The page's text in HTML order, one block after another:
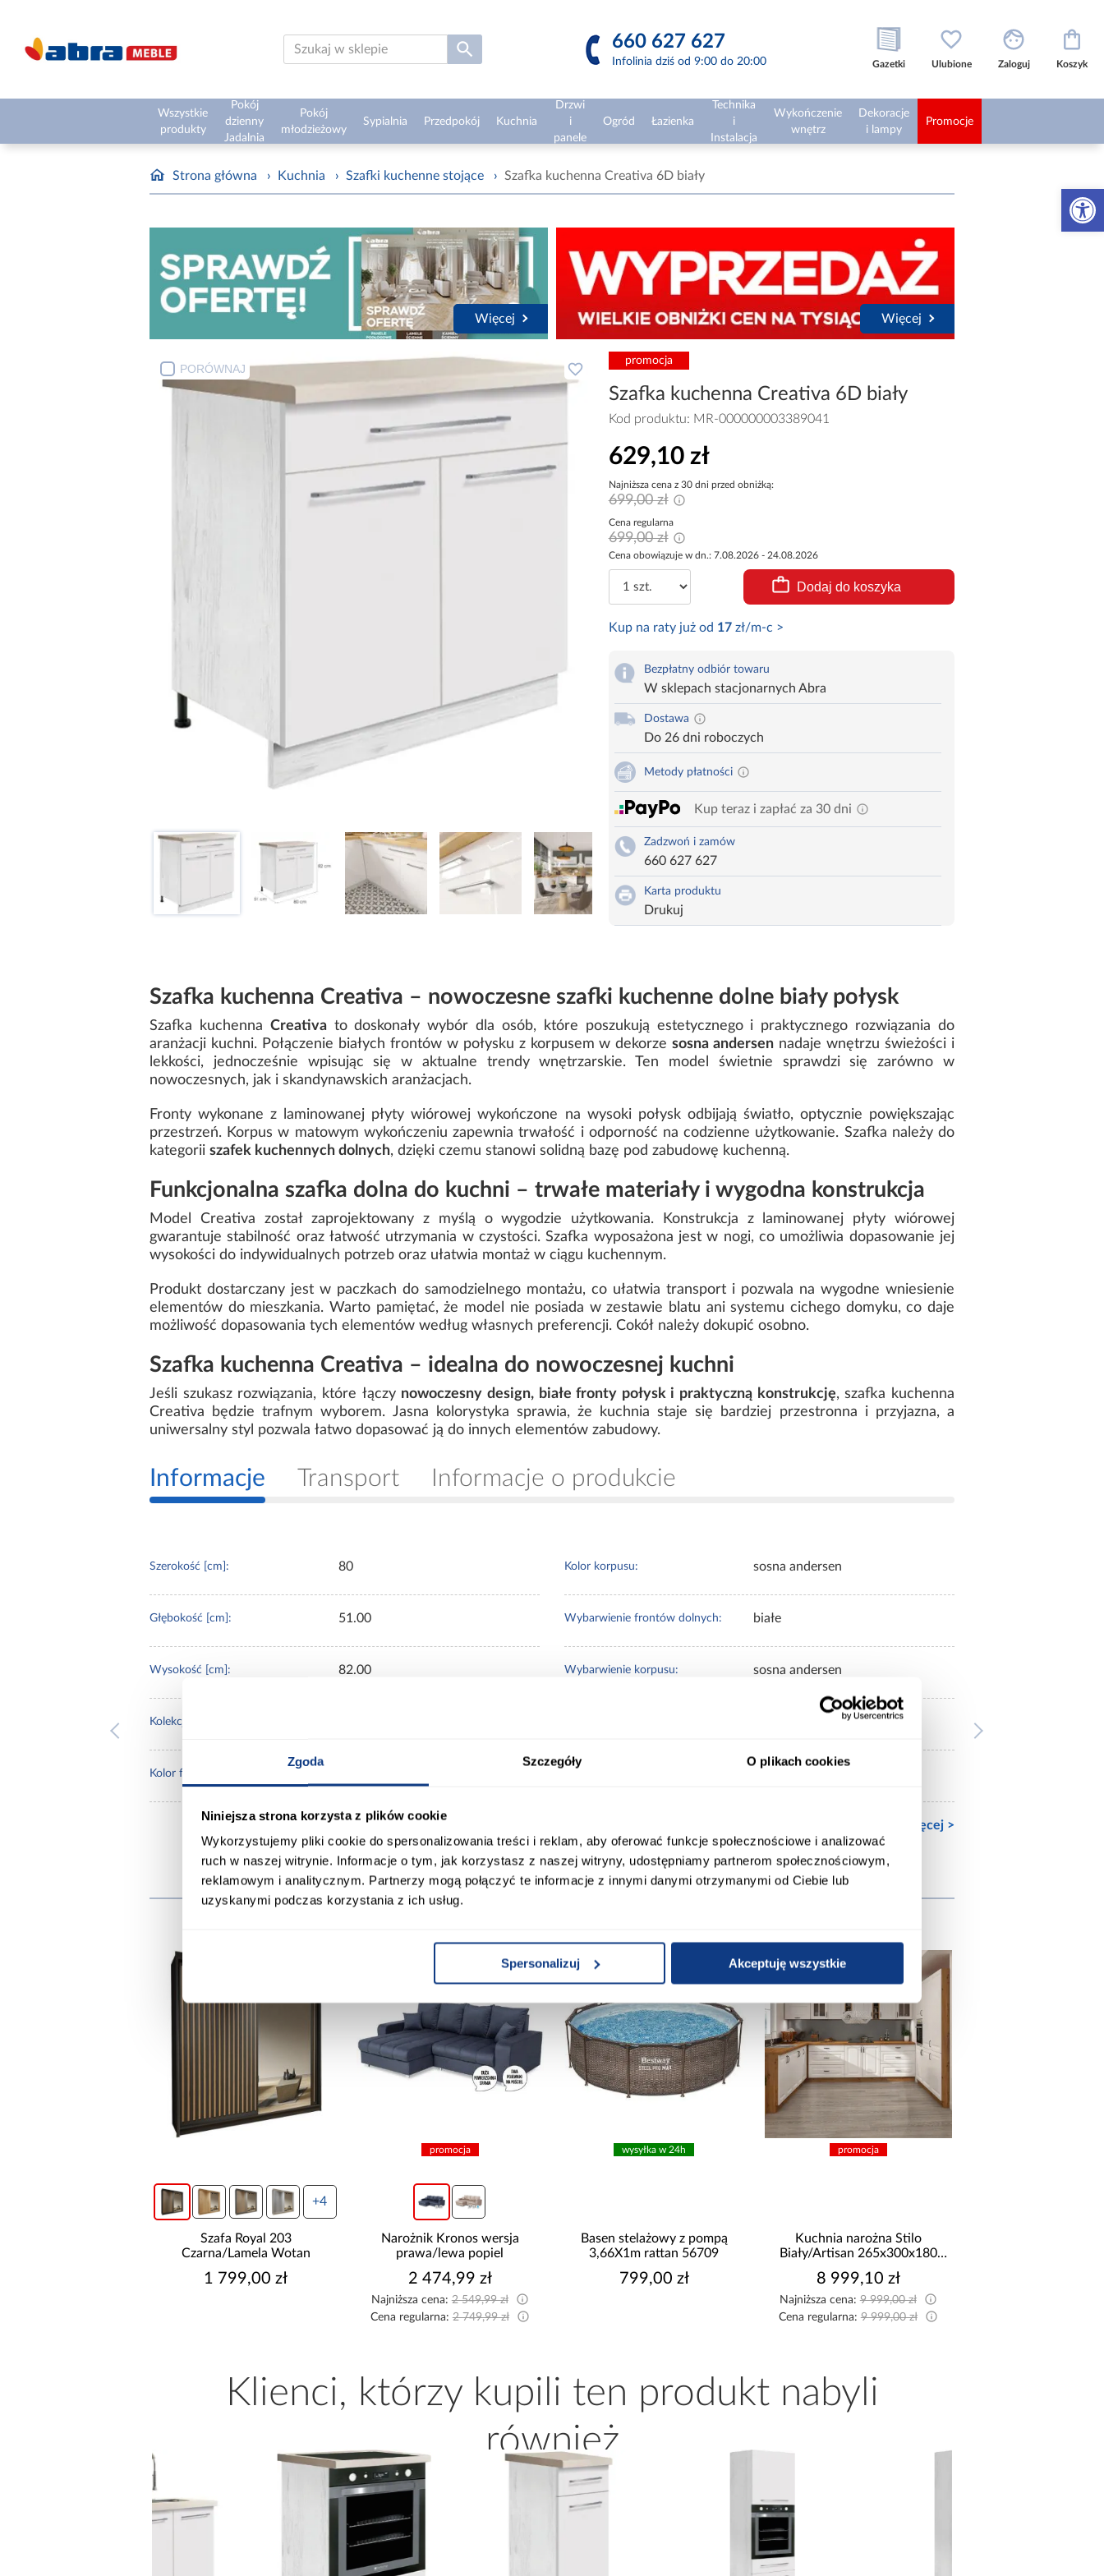
Zgoda Szczegóły O plikach cookies
Niniejsza strona korzysta z plików cookie
Wykorzystujemy pliki cookie do spersonalizowania treści i reklam, aby oferować funkcje społecznościowe i analizować
ruch w naszej witrynie. Informacje o tym, jak korzystasz z naszej witryny, udostępniamy partnerom społecznościowym,
reklamowym i analitycznym. Partnerzy mogą połączyć te informacje z innymi danymi otrzymanymi od Ciebie lub
uzyskanymi podczas korzystania z ich usług.
Spersonalizuj Akceptuję wszystkie
Otwórz
660 627 627
Infolinia dziś od 9:00 do 20:00 Gazetki Ulubione Zaloguj Koszyk
Wszystkie
produkty
Pokój
dzienny
Jadalnia
Pokój
młodzieżowy
Sypialnia Przedpokój Kuchnia
Drzwi
i
panele
Ogród Łazienka
Technika
i
Instalacja
Wykończenie
wnętrz
Dekoracje
i lampy
Promocje
Strona główna › Kuchnia › Szafki kuchenne stojące › Szafka kuchenna Creativa 6D biały
Więcej Więcej
PORÓWNAJ
promocja
Szafka kuchenna Creativa 6D biały
Kod produktu: MR-000000003389041
629,10 zł
Najniższa cena z 30 dni przed obniżką:
699,00 zł
Cena regularna
699,00 zł
Cena obowiązuje w dn.: 7.08.2026 - 24.08.2026
Dodaj do koszyka
Kup na raty już od 17zł/m-c >
Bezpłatny odbiór towaru
W sklepach stacjonarnych Abra
Dostawa
Do 26 dni roboczych
Metody płatności
Kup teraz i zapłać za 30 dni
Zadzwoń i zamów
660 627 627
Karta produktu
Drukuj
Szafka kuchenna Creativa – nowoczesne szafki kuchenne dolne biały połysk
Szafka kuchenna Creativato doskonały wybór dla osób, które poszukują estetycznego i praktycznego rozwiązania do
aranżacji kuchni. Połączenie białych frontów w połysku z korpusem w dekorzesosna andersen nadaje wnętrzu świeżości i
lekkości, jednocześnie wpisując się w aktualne trendy wnętrzarskie. Ten model świetnie sprawdzi się zarówno w
nowoczesnych, jak i skandynawskich aranżacjach.
Fronty wykonane z laminowanej płyty wiórowej wykończone na wysoki połysk odbijają światło, optycznie powiększając
przestrzeń. Korpus w matowym wykończeniu zapewnia trwałość i odporność na codzienne użytkowanie. Szafka należy do
kategorii szafek kuchennych dolnych, dzięki czemu stanowi solidną bazę pod zabudowę kuchenną.
Funkcjonalna szafka dolna do kuchni – trwałe materiały i wygodna konstrukcja
Model Creativa został zaprojektowany z myślą o wygodzie użytkowania. Konstrukcja z laminowanej płyty wiórowej
gwarantuje stabilność oraz łatwość utrzymania w czystości. Szafka wyposażona jest w nogi, co umożliwia dopasowanie jej
wysokości do indywidualnych potrzeb oraz ułatwia montaż w ciągu kuchennym.
Produkt dostarczany jest w paczkach do samodzielnego montażu, co ułatwia transport i pozwala na wygodne wniesienie
elementów do mieszkania. Warto pamiętać, że model nie posiada w zestawie blatu ani systemu cichego domyku, co daje
możliwość dopasowania tych elementów według własnych preferencji. Cokół należy dokupić osobno.
Szafka kuchenna Creativa – idealna do nowoczesnej kuchni
Jeśli szukasz rozwiązania, które łączy nowoczesny design, białe fronty połysk i praktyczną konstrukcję, szafka kuchenna
Creativa będzie trafnym wyborem. Jasna kolorystyka sprawia, że kuchnia staje się bardziej przestronna i przyjazna, a
uniwersalny styl pozwala łatwo dopasować ją do innych elementów zabudowy.
Informacje Transport Informacje o produkcie
Szerokość [cm]: 80
Głębokość [cm]: 51.00
Wysokość [cm]: 82.00
Kolekcja:
Kolor frontów:
Kolor korpusu: sosna andersen
Wybarwienie frontów dolnych: białe
Wybarwienie korpusu: sosna andersen
Zobacz więcej >
Inni Klienci sprawdzali również
Narożnik Kronos wersja
prawa/lewa popiel
2 474,99 zł
wysyłka w 24h
Basen stelażowy z pompą
3,66X1m rattan 56709
799,00 zł
promocja
Kuchnia narożna Stilo
Biały/Artisan 265x300x180
8 999,10 zł
promocja
Narożnik z dwoma
pojemnikami Sereno beżowy
2 114,99 zł
Najniższa cena:2 149,99 zł
Cena regularna:2 349,99 zł
Klienci, którzy kupili ten produkt nabyli
również